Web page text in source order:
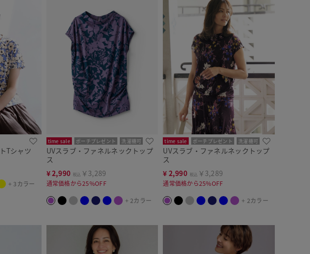
Tシャツ
+ 3カラー
time sale ポーチプレゼント 洗濯機可
UVスラブ・ファネルネックトップ
ス
¥2,990 税込 ￥3,289
通常価格から25%OFF
+ 2カラー
time sale ポーチプレゼント 洗濯機可
UVスラブ・ファネルネックトップ
ス
¥ 2,990 税込 ￥3,289
通常価格から25%OFF
+ 2カラー